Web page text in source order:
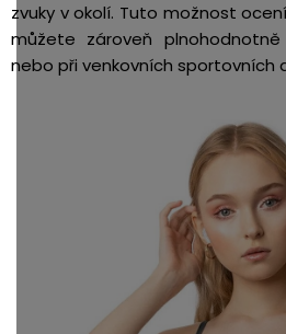
zvuky v okolí. Tuto možnost
můžete zároveň
nebo při venkovních sportovních